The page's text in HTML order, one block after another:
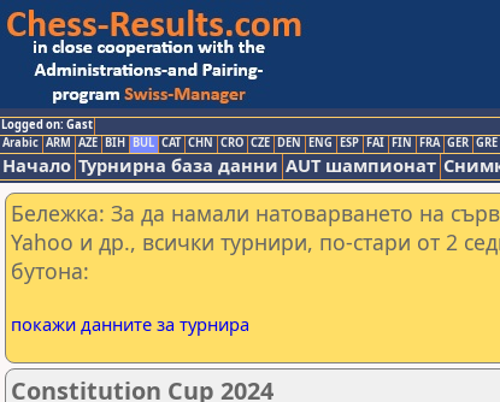
Logged on: Gast
Arabic ARM AZE BIH BUL CAT CHN CRO CZE DEN ENG ESP FAI FIN FRA GER GRE
Начало Турнирна база данни AUT шампионат
Бележка: За да намали натоварването на
Yahoo и др., всички турнири, по-стари от 2
бутона:
покажи данните за турнира
Constitution Cup 2024